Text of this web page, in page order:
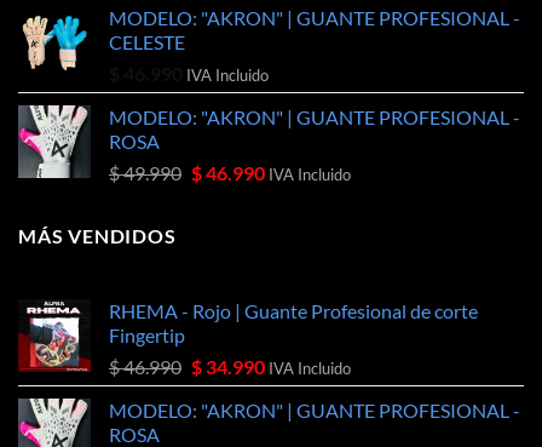
MODELO: "AKRON" | GUANTE PROFESIONAL -
CELESTE
IVA Incluido
MODELO: "AKRON" | GUANTE PROFESIONAL -
ROSA
$49.990 El
$46.990ElIVA Incluido
MÁS VENDIDOS
RHEMA - Rojo | Guante Profesional de corte
Fingertip
$46.990 El
precio
original
$34.990El
precio
actual
IVA Incluido
MODELO: "AKRON" | GUANTE PROFESIONAL -
ROSA